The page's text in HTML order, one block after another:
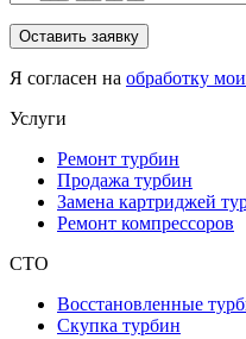
Я согласен на обработку
Услуги
Ремонт турбин
Продажа турбин
Замена картриджей
Ремонт компрессоров
СТО
Восстановленные
Скупка турбин